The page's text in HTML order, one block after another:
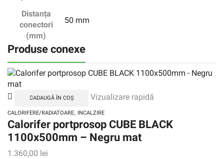
Distanța
conectori
(mm)
50 mm
Produse conexe
ADAUGĂ ÎN COȘ Vizualizare rapidă
CALORIFERE/RADIATOARE, INCALZIRE
Calorifer portprosop CUBE BLACK
1100x500mm – Negru mat
1.360,00 lei